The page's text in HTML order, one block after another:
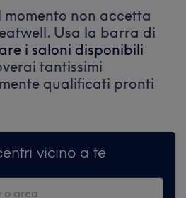
momento non accetta
Usa la barra di
i saloni disponibili
tantissimi
qualificati pronti
vicino a te